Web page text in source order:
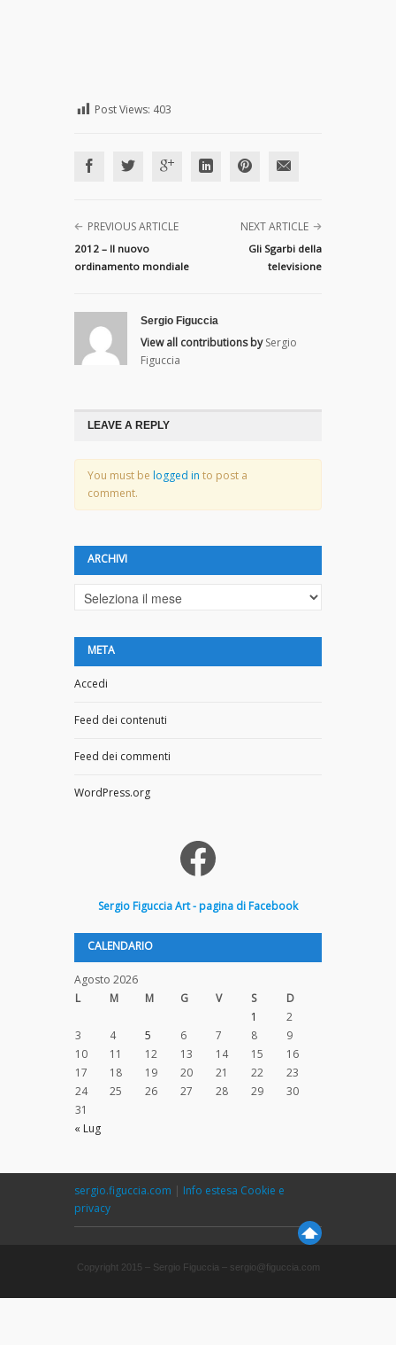
Post Views: 403
PREVIOUS ARTICLE
2012 – Il nuovo
ordinamento mondiale
NEXT ARTICLE
Gli Sgarbi della
televisione
Sergio Figuccia
View all contributions by Sergio
Figuccia
LEAVE A REPLY
You must be logged in to post a
comment.
ARCHIVI
Archivi
META
Accedi
Feed dei contenuti
Feed dei commenti
WordPress.org
Facebook
SergioFigucciaArt - pagina di Facebook
CALENDARIO
Agosto 2026
L
M M G V S
D
1
2
3
4 5 6 7 8
9
10
11 12 13 14 15
16
17
18 19 20 21 22
23
24
25 26 27 28 29
30
31
« Lug
sergio.figuccia.com | Info estesa Cookie e
privacy
Copyright 2015 – Sergio Figuccia – sergio@figuccia.com